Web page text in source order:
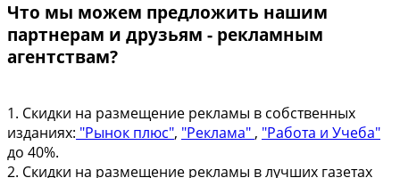
Что мы можем предложить нашим
партнерам и друзьям - рекламным
агентствам?
1. Скидки на размещение рекламы в собственных
изданиях: "Рынок плюс", "Реклама" , "Работа и Учеба"
до 40%.
2. Скидки на размещение рекламы в лучших газетах